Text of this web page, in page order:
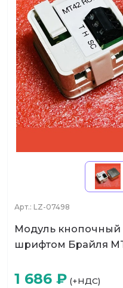
Арт.: LZ-07498
Модуль кнопочный
шрифтом Брайля
1 686 ₽ (+НДС)